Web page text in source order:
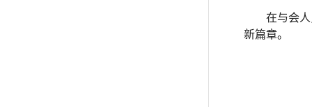
在与会
新篇章。